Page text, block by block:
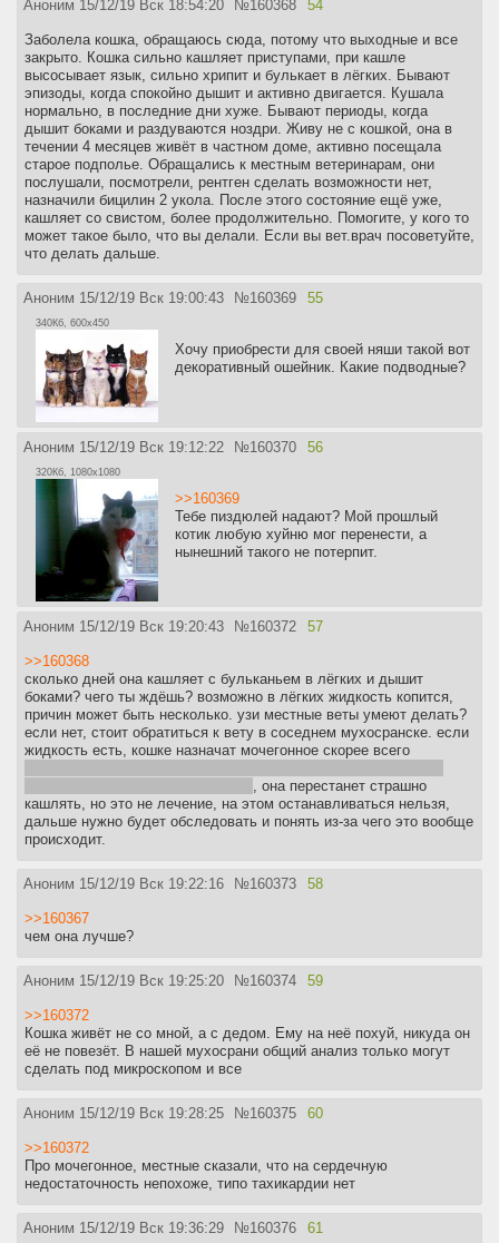
Аноним 15/12/19 Вск 18:54:20 №160368 54
Заболела кошка, обращаюсь сюда, потому что выходные и все
закрыто. Кошка сильно кашляет приступами, при кашле
высосывает язык, сильно хрипит и булькает в лёгких. Бывают
эпизоды, когда спокойно дышит и активно двигается. Кушала
нормально, в последние дни хуже. Бывают периоды, когда
дышит боками и раздуваются ноздри. Живу не с кошкой, она в
течении 4 месяцев живёт в частном доме, активно посещала
старое подполье. Обращались к местным ветеринарам, они
послушали, посмотрели, рентген сделать возможности нет,
назначили бицилин 2 укола. После этого состояние ещё уже,
кашляет со свистом, более продолжительно. Помогите, у кого то
может такое было, что вы делали. Если вы вет.врач посоветуйте,
что делать дальше.
Аноним 15/12/19 Вск 19:00:43 №160369 55
340Кб, 600x450
Хочу приобрести для своей няши такой вот
декоративный ошейник. Какие подводные?
Аноним 15/12/19 Вск 19:12:22 №160370 56
320Кб, 1080x1080
>>160369
Тебе пиздюлей надают? Мой прошлый
котик любую хуйню мог перенести, а
нынешний такого не потерпит.
Аноним 15/12/19 Вск 19:20:43 №160372 57
>>160368
сколько дней она кашляет с бульканьем в лёгких и дышит
боками? чего ты ждёшь? возможно в лёгких жидкость копится,
причин может быть несколько. узи местные веты умеют делать?
если нет, стоит обратиться к вету в соседнем мухосранске. если
жидкость есть, кошке назначат мочегонное скорее всего
, она перестанет страшно
кашлять, но это не лечение, на этом останавливаться нельзя,
дальше нужно будет обследовать и понять из-за чего это вообще
происходит.
Аноним 15/12/19 Вск 19:22:16 №160373 58
>>160367
чем она лучше?
Аноним 15/12/19 Вск 19:25:20 №160374 59
>>160372
Кошка живёт не со мной, а с дедом. Ему на неё похуй, никуда он
её не повезёт. В нашей мухосрани общий анализ только могут
сделать под микроскопом и все
Аноним 15/12/19 Вск 19:28:25 №160375 60
>>160372
Про мочегонное, местные сказали, что на сердечную
недостаточность непохоже, типо тахикардии нет
Аноним 15/12/19 Вск 19:36:29 №160376 61